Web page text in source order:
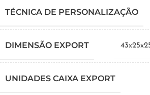
TÉCNICA DE PERSONALIZAÇÃO
DIMENSÃO EXPORT
UNIDADES CAIXA EXPORT